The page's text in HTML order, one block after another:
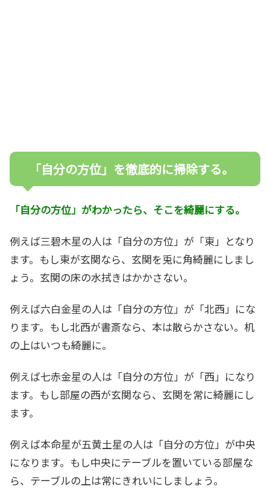
「自分の方位」を徹底的に掃除する。
「自分の方位」がわかったら、そこを綺麗にする。
例えば三碧木星の人は「自分の方位」が「東」となり
ます。もし東が玄関なら、玄関を兎に角綺麗にしまし
ょう。玄関の床の水拭きはかかさない。
例えば六白金星の人は「自分の方位」が「北西」にな
ります。もし北西が書斎なら、本は散らかさない。机
の上はいつも綺麗に。
例えば七赤金星の人は「自分の方位」が「西」になり
ます。もし部屋の西が玄関なら、玄関を常に綺麗にし
ます。
例えば本命星が五黄土星の人は「自分の方位」が中央
になります。もし中央にテーブルを置いている部屋な
ら、テーブルの上は常にきれいにしましょう。